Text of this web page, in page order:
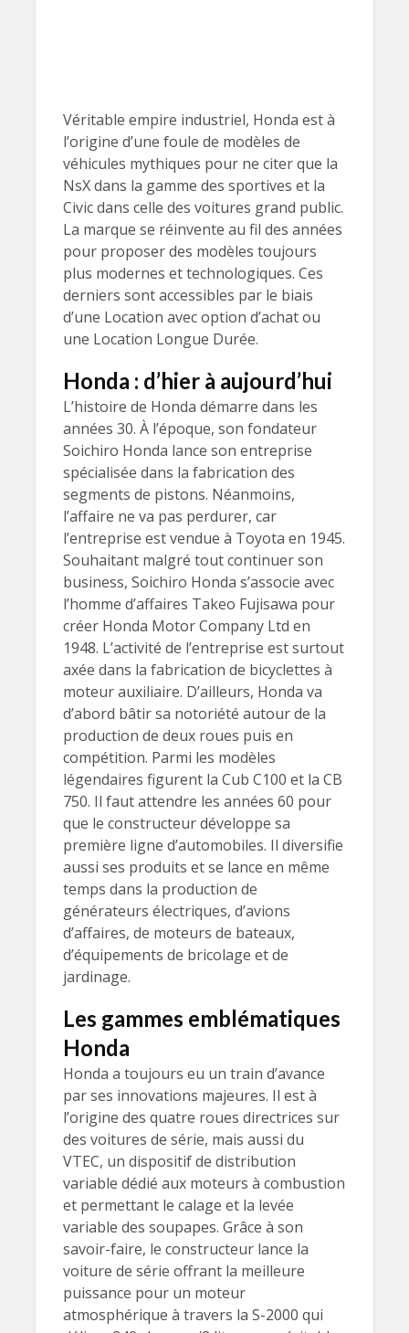
Véritable empire industriel, Honda est à
l’origine d’une foule de modèles de
véhicules mythiques pour ne citer que la
NsX dans la gamme des sportives et la
Civic dans celle des voitures grand public.
La marque se réinvente au fil des années
pour proposer des modèles toujours
plus modernes et technologiques. Ces
derniers sont accessibles par le biais
d’une Location avec option d’achat ou
une Location Longue Durée.
Honda : d’hier à aujourd’hui
L’histoire de Honda démarre dans les
années 30. À l’époque, son fondateur
Soichiro Honda lance son entreprise
spécialisée dans la fabrication des
segments de pistons. Néanmoins,
l’affaire ne va pas perdurer, car
l’entreprise est vendue à Toyota en 1945.
Souhaitant malgré tout continuer son
business, Soichiro Honda s’associe avec
l’homme d’affaires Takeo Fujisawa pour
créer Honda Motor Company Ltd en
1948. L’activité de l’entreprise est surtout
axée dans la fabrication de bicyclettes à
moteur auxiliaire. D’ailleurs, Honda va
d’abord bâtir sa notoriété autour de la
production de deux roues puis en
compétition. Parmi les modèles
légendaires figurent la Cub C100 et la CB
750. Il faut attendre les années 60 pour
que le constructeur développe sa
première ligne d’automobiles. Il diversifie
aussi ses produits et se lance en même
temps dans la production de
générateurs électriques, d’avions
d’affaires, de moteurs de bateaux,
d’équipements de bricolage et de
jardinage.
Les gammes emblématiques
Honda
Honda a toujours eu un train d’avance
par ses innovations majeures. Il est à
l’origine des quatre roues directrices sur
des voitures de série, mais aussi du
VTEC, un dispositif de distribution
variable dédié aux moteurs à combustion
et permettant le calage et la levée
variable des soupapes. Grâce à son
savoir-faire, le constructeur lance la
voiture de série offrant la meilleure
puissance pour un moteur
atmosphérique à travers la S-2000 qui